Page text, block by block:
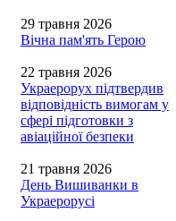
29 травня 2026
Вічна пам'ять Герою
22 травня 2026
Украерорух підтвердив
відповідність вимогам у
сфері підготовки з
авіаційної безпеки
21 травня 2026
День Вишиванки в
Украерорусі